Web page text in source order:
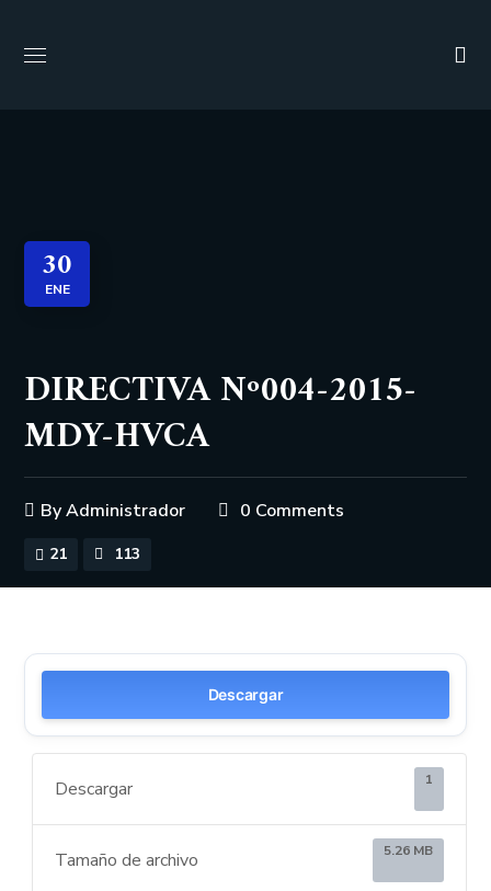
30
ENE
DIRECTIVA Nº004-2015-
MDY-HVCA
ByAdministrador 0 Comments
21 113
Descargar
Descargar 1
Tamaño de archivo 5.26 MB